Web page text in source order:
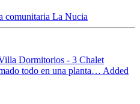
comunitaria La Nucia
Dormitorios - 3 Chalet
todo en una planta… Added